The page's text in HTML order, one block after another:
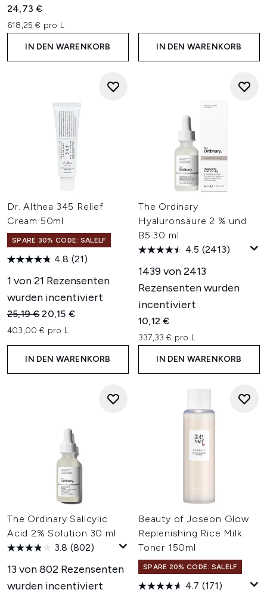
24,73 €
618,25 € pro L
IN DEN WARENKORB IN DEN WARENKORB
Dr. Althea 345 Relief
Cream 50ml
SPARE 30% CODE: SALELF
4.8 (21)
1 von 21 Rezensenten
wurden incentiviert
Unverbindliche Preisempfehlung:
25,19 €Aktueller Preis:
20,15 €
403,00 € pro L
IN DEN WARENKORB
The Ordinary
Hyaluronsäure 2 % und
B5 30 ml
4.5 (2413)
1439 von 2413
Rezensenten wurden
incentiviert
10,12 €
337,33 € pro L
IN DEN WARENKORB
The Ordinary Salicylic
Acid 2% Solution 30 ml
3.8 (802)
13 von 802 Rezensenten
wurden incentiviert
Beauty of Joseon Glow
Replenishing Rice Milk
Toner 150ml
SPARE 20% CODE: SALELF
4.7 (171)